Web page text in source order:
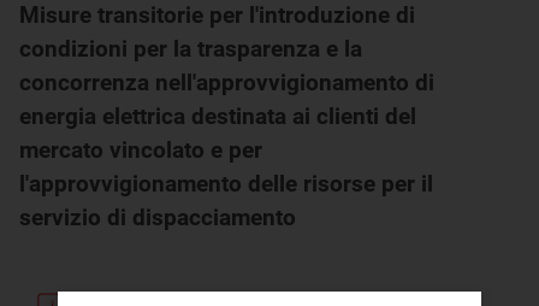
Misure transitorie per l'introduzione di
condizioni per la trasparenza e la
concorrenza nell'approvvigionamento di
energia elettrica destinata ai clienti del
mercato vincolato e per
l'approvvigionamento delle risorse per il
servizio di dispacciamento